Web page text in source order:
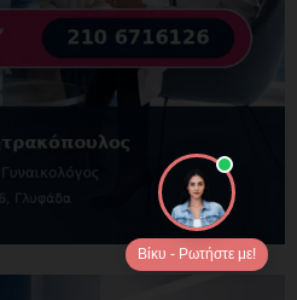
Βίκυ - Ρωτήστε με!